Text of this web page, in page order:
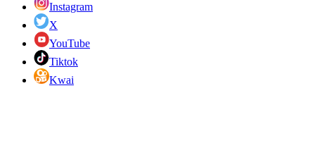
Instagram
X
YouTube
Tiktok
Kwai